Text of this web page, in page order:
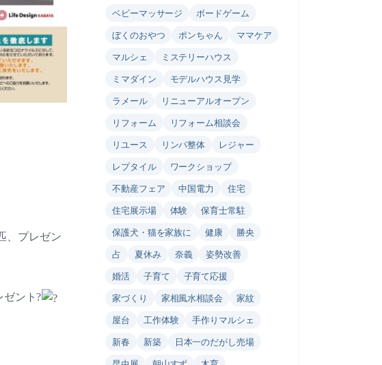
、プレゼン
ゼント?
ベビーマッサージ
ボードゲーム
ぼくのおやつ
ポンちゃん
ママケア
マルシェ
ミステリーハウス
ミマダイン
モデルハウス見学
ラメール
リニューアルオープン
リフォーム
リフォーム相談会
リユース
リンパ整体
レジャー
レプタイル
ワークショップ
不動産フェア
中国電力
住宅
住宅展示場
体験
保育士常駐
保護犬・猫を家族に
健康
勝央
占
夏休み 奈義
姿勢改善
婚活
子育て
子育て応援
家づくり
家相風水相談会
家紋
屋台
工作体験
手作りマルシェ
新春
新築
日本一のだがし売場